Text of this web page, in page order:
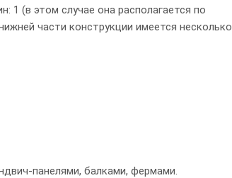
1 (в этом случае она располагается по
части конструкции имеется несколько
панелями, балками, фермами.